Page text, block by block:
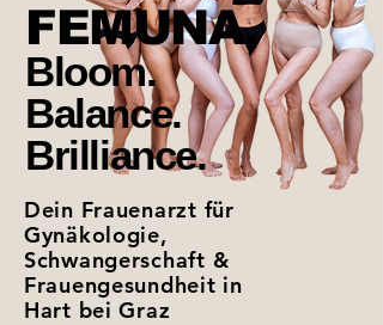
Dein Frauenarzt für
Gynäkologie,
Schwangerschaft &
Frauengesundheit in
Hart bei Graz
FEMUNA.
Bloom.
Balance.
Brilliance.